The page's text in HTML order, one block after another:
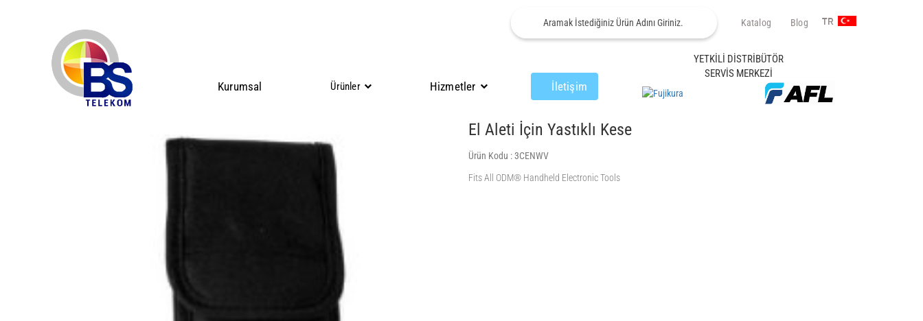
Katalog Blog TR
Kurumsal Ürünler Hizmetler İletişim
YETKİLİ DİSTRİBÜTÖR
SERVİS MERKEZİ
El Aleti İçin Yastıklı Kese
Ürün Kodu :3CENWV
Fits All ODM® Handheld Electronic Tools